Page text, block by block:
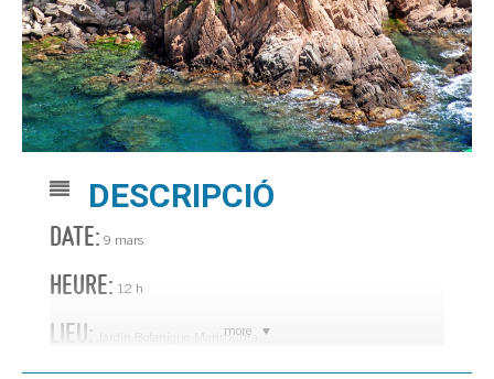
more
DESCRIPCIÓ
DATE: 9 mars
HEURE: 12 h
LIEU: Jardin Botanique Marimurtra